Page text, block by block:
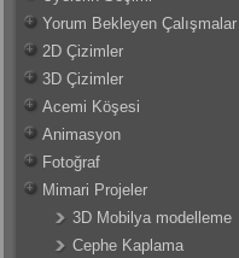
Yorum Bekleyen Çalışmalar
2D Çizimler
3D Çizimler
Acemi Köşesi
Animasyon
Fotoğraf
Mimari Projeler
3D Mobilya modelleme
Cephe Kaplama